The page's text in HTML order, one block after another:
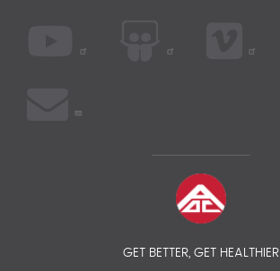
GET BETTER, GET HEALTHIER